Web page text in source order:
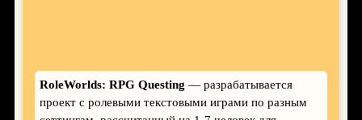
RoleWorlds: RPG Questing — разрабатывается
проект с ролевыми текстовыми играми по разным